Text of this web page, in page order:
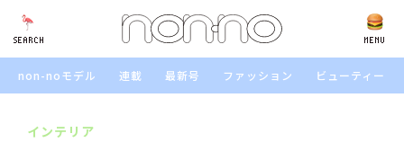
SEARCH MENU
SEARCH
non-noモデル 連載 最新号 ファッション ビューティー
インテリア